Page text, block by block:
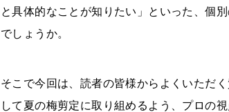
と具体的なことが知りたい」といった、個
でしょうか。
そこで今回は、読者の皆様からよくいただ
して夏の梅剪定に取り組めるよう、プロの